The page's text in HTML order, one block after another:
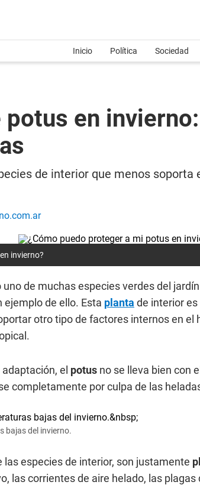
Inicio Política Sociedad
potus en
de interior que menos
invierno?
de muchas especies verdes del
ejemplo de ello. Esta planta de interior
otro tipo de factores internos en el
el potus no se lleva bien con
completamente por culpa de las
bajas del invierno.
las especies de interior, son justamente
las corrientes de aire helado, las plagas